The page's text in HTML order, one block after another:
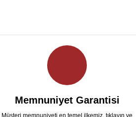
Memnuniyet Garantisi
Müşteri memnuniyeti en temel ilkemiz, tıklayın ve